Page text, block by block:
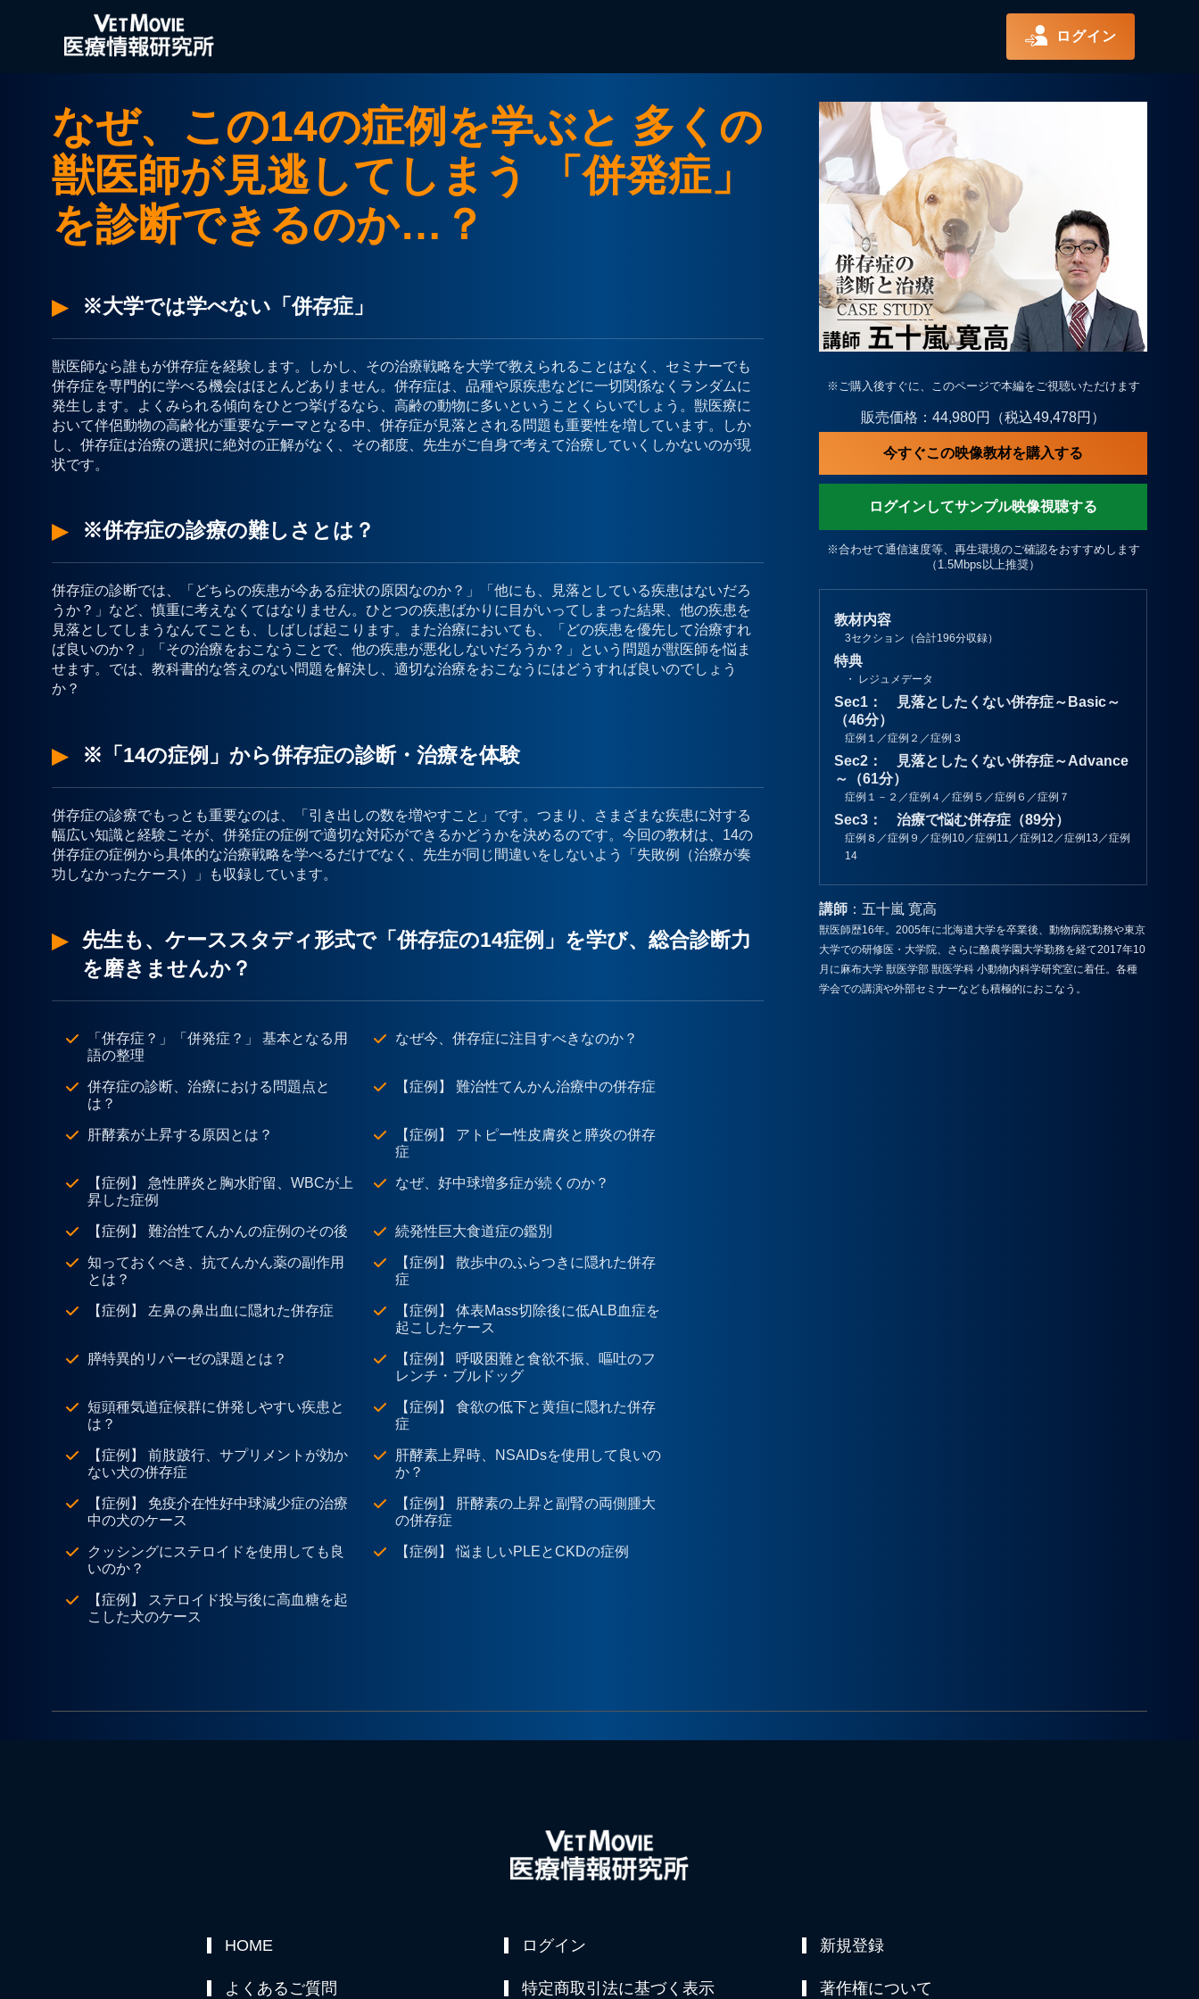
ログイン
なぜ、この14の症例を学ぶと 多くの
獣医師が見逃してしまう 「併発症」
を診断できるのか…？
※大学では学べない「併存症」
獣医師なら誰もが併存症を経験します。しかし、その治療戦略を大学で教えられることはなく、セミナーでも
併存症を専門的に学べる機会はほとんどありません。併存症は、品種や原疾患などに一切関係なくランダムに
発生します。よくみられる傾向をひとつ挙げるなら、高齢の動物に多いということくらいでしょう。獣医療に
おいて伴侶動物の高齢化が重要なテーマとなる中、併存症が見落とされる問題も重要性を増しています。しか
し、併存症は治療の選択に絶対の正解がなく、その都度、先生がご自身で考えて治療していくしかないのが現
状です。
※併存症の診療の難しさとは？
併存症の診断では、「どちらの疾患が今ある症状の原因なのか？」「他にも、見落としている疾患はないだろ
うか？」など、慎重に考えなくてはなりません。ひとつの疾患ばかりに目がいってしまった結果、他の疾患を
見落としてしまうなんてことも、しばしば起こります。また治療においても、「どの疾患を優先して治療すれ
ば良いのか？」「その治療をおこなうことで、他の疾患が悪化しないだろうか？」という問題が獣医師を悩ま
せます。では、教科書的な答えのない問題を解決し、適切な治療をおこなうにはどうすれば良いのでしょう
か？
※「14の症例」から併存症の診断・治療を体験
併存症の診療でもっとも重要なのは、「引き出しの数を増やすこと」です。つまり、さまざまな疾患に対する
幅広い知識と経験こそが、併発症の症例で適切な対応ができるかどうかを決めるのです。今回の教材は、14の
併存症の症例から具体的な治療戦略を学べるだけでなく、先生が同じ間違いをしないよう「失敗例（治療が奏
功しなかったケース）」も収録しています。
先生も、ケーススタディ形式で「併存症の14症例」を学び、総合診断力
を磨きませんか？
「併存症？」「併発症？」 基本となる用
語の整理
なぜ今、併存症に注目すべきなのか？
併存症の診断、治療における問題点と
は？
【症例】 難治性てんかん治療中の併存症
肝酵素が上昇する原因とは？
【症例】 アトピー性皮膚炎と膵炎の併存
症
【症例】 急性膵炎と胸水貯留、WBCが上
昇した症例
なぜ、好中球増多症が続くのか？
【症例】 難治性てんかんの症例のその後 続発性巨大食道症の鑑別
知っておくべき、抗てんかん薬の副作用
とは？
【症例】 散歩中のふらつきに隠れた併存
症
【症例】 左鼻の鼻出血に隠れた併存症
【症例】 体表Mass切除後に低ALB血症を
起こしたケース
膵特異的リパーゼの課題とは？
【症例】 呼吸困難と食欲不振、嘔吐のフ
レンチ・ブルドッグ
短頭種気道症候群に併発しやすい疾患と
は？
【症例】 食欲の低下と黄疸に隠れた併存
症
【症例】 前肢跛行、サプリメントが効か
ない犬の併存症
肝酵素上昇時、NSAIDsを使用して良いの
か？
【症例】 免疫介在性好中球減少症の治療
中の犬のケース
【症例】 肝酵素の上昇と副腎の両側腫大
の併存症
クッシングにステロイドを使用しても良
いのか？
【症例】 悩ましいPLEとCKDの症例
【症例】 ステロイド投与後に高血糖を起
こした犬のケース
※ご購入後すぐに、このページで本編をご視聴いただけます
販売価格：44,980円（税込49,478円）
今すぐこの映像教材を購入する
ログインしてサンプル映像視聴する
※合わせて通信速度等、再生環境のご確認をおすすめします
（1.5Mbps以上推奨）
教材内容
3セクション（合計196分収録）
特典
・ レジュメデータ
Sec1： 見落としたくない併存症～Basic～
（46分）
症例１／症例２／症例３
Sec2： 見落としたくない併存症～Advance
～（61分）
症例１－２／症例４／症例５／症例６／症例７
Sec3： 治療で悩む併存症（89分）
症例８／症例９／症例10／症例11／症例12／症例13／症例
14
講師：五十嵐 寛高
獣医師歴16年。2005年に北海道大学を卒業後、動物病院勤務や東京
大学での研修医・大学院、さらに酪農学園大学勤務を経て2017年10
月に麻布大学 獣医学部 獣医学科 小動物内科学研究室に着任。各種
学会での講演や外部セミナーなども積極的におこなう。
HOME ログイン 新規登録
よくあるご質問 特定商取引法に基づく表示 著作権について